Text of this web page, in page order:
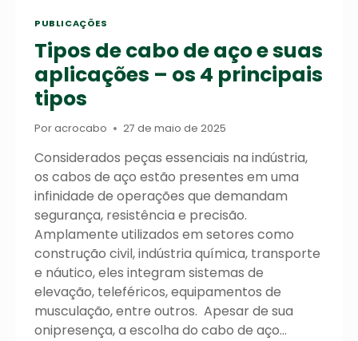
PUBLICAÇÕES
Tipos de cabo de aço e suas
aplicações – os 4 principais
tipos
Poracrocabo 27 de maio de 2025
Considerados peças essenciais na indústria,
os cabos de aço estão presentes em uma
infinidade de operações que demandam
segurança, resistência e precisão.
Amplamente utilizados em setores como
construção civil, indústria química, transporte
e náutico, eles integram sistemas de
elevação, teleféricos, equipamentos de
musculação, entre outros. Apesar de sua
onipresença, a escolha do cabo de aço…